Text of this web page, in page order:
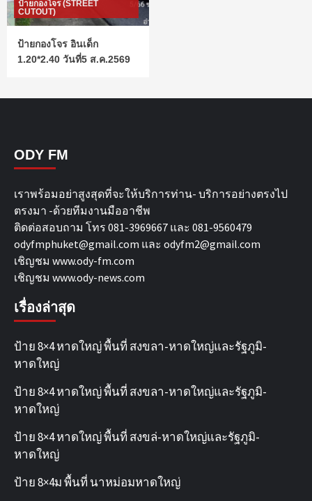
ป้ายกองโจร (STREET
CUTOUT)
ป้ายกองโจร อินเด็ก
1.20*2.40 วันที่5 ส.ค.2569
ODY FM
เราพร้อมอย่าสูงสุดที่จะให้บริการท่าน- บริการอย่างตรงไป
ตรงมา -ด้วยทีมงานมืออาชีพ
ติดต่อสอบถาม โทร 081-3969667 และ 081-9560479
odyfmphuket@gmail.com และ odyfm2@gmail.com
เชิญชม www.ody-fm.com
เชิญชม www.ody-news.com
เรื่องล่าสุด
ป้าย 8×4 หาดใหญ่ พื้นที่ สงขลา-หาดใหญ่และรัฐภูมิ-
หาดใหญ่
ป้าย 8×4 หาดใหญ่ พื้นที่ สงขลา-หาดใหญ่และรัฐภูมิ-
หาดใหญ่
ป้าย 8×4 หาดใหญ่ พื้นที่ สงขล่-หาดใหญ่และรัฐภูมิ-
หาดใหญ่
ป้าย 8×4ม พื้นที่ นาหม่อมหาดใหญ่